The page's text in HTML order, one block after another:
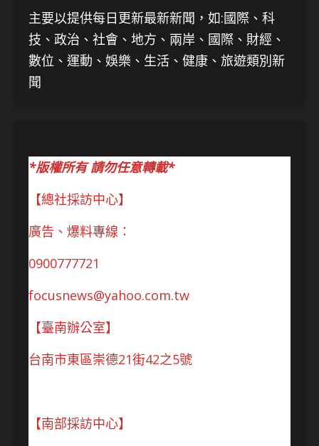
主要以提供每日更新最新新聞 ，如:國際、科
技、 政治、社會、地方、兩岸、國際、財經、
數位、運動、娛樂、生活、健康、旅遊類別新
聞
*版權所有 請勿任意轉載*
【總社採訪中心】
廣告、爆料專線：
0900777721
focusnews@yahoo.com.tw
【臺南辦公室】
台南市東區崇德21街42之5號
【南部採訪中心】